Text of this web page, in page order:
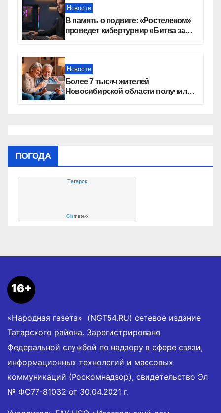
Новости
В память о подвиге: «Ростелеком»
проведет кибертурнир «Битва за
Новости
Более 7 тысяч жителей
Новосибирской области получили
ПОГОДА
Татарск
Gismeteo
16+
«Народная газета» (NGT54.RU) сетевое издание
Татарского района. Зарегистрировано
Федеральной службой по надзору в сфере связи,
информационных технологий и массовых
коммуникаций (Роскомнадзор), свидетельство Эл
№ ФС77-81032 от 30.04.2021 г.